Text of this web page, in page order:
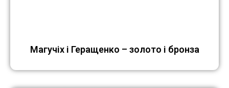
Магучіх і Геращенко – золото і бронза